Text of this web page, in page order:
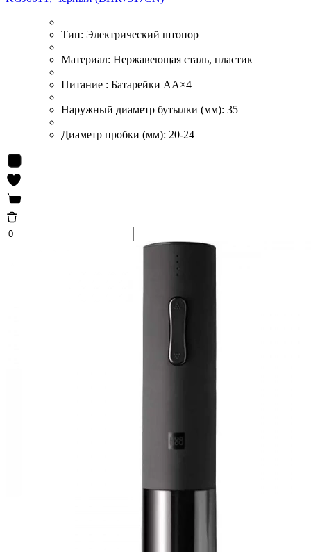
Тип: Электрический штопор
Материал: Нержавеющая сталь, пластик
Питание : Батарейки AA×4
Наружный диаметр бутылки (мм): 35
Диаметр пробки (мм): 20-24